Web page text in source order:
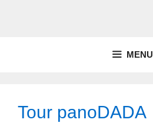
MENU
Tour panoDADA